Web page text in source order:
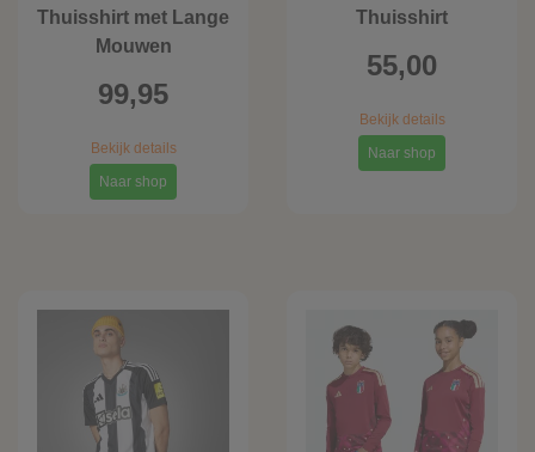
Thuisshirt met Lange
Mouwen
99,95
Bekijk details
Naar shop
Thuisshirt
55,00
Bekijk details
Naar shop